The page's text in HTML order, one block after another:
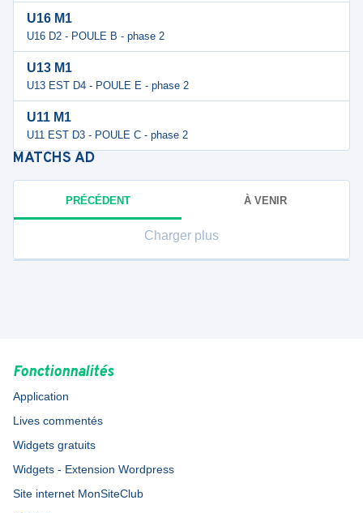
U16 M1
U16 D2 - POULE B - phase 2
U13 M1
U13 EST D4 - POULE E - phase 2
U11 M1
U11 EST D3 - POULE C - phase 2
MATCHS AD
PRÉCÉDENT À VENIR
Charger plus
Fonctionnalités
Application
Lives commentés
Widgets gratuits
Widgets - Extension Wordpress
Site internet MonSiteClub